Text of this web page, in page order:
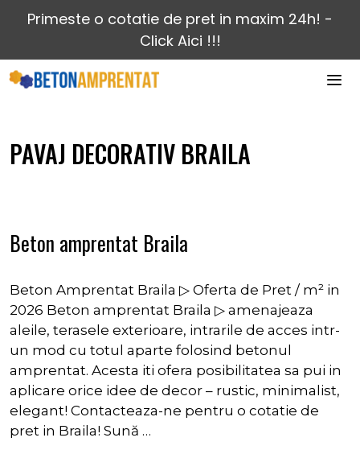
Primeste o cotatie de pret in maxim 24h! -
Click Aici !!!
PAVAJ DECORATIV BRAILA
Beton amprentat Braila
Beton Amprentat Braila ▷ Oferta de Pret / m² in
2026 Beton amprentat Braila ▷ amenajeaza
aleile, terasele exterioare, intrarile de acces intr-
un mod cu totul aparte folosind betonul
amprentat. Acesta iti ofera posibilitatea sa pui in
aplicare orice idee de decor – rustic, minimalist,
elegant! Contacteaza-ne pentru o cotatie de
pret in Braila! Sună …